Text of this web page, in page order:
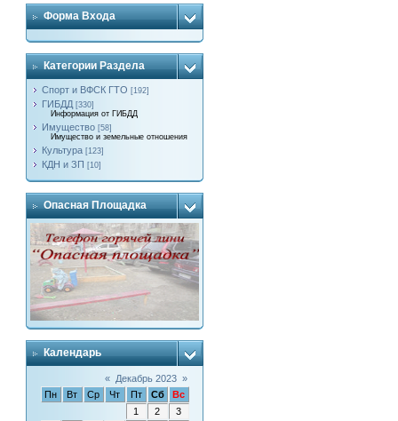
Форма Входа
Категории Раздела
Спорт и ВФСК ГТО [192]
ГИБДД [330]
Информация от ГИБДД
Имущество [58]
Имущество и земельные отношения
Культура [123]
КДН и ЗП [10]
Опасная Площадка
Календарь
« Декабрь 2023 »
Пн
Вт Ср Чт Пт Сб
Вс
1
2
3